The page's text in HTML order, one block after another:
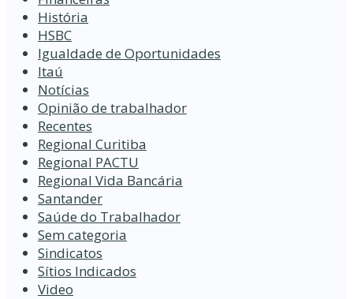
História
HSBC
Igualdade de Oportunidades
Itaú
Notícias
Opinião de trabalhador
Recentes
Regional Curitiba
Regional PACTU
Regional Vida Bancária
Santander
Saúde do Trabalhador
Sem categoria
Sindicatos
Sítios Indicados
Video